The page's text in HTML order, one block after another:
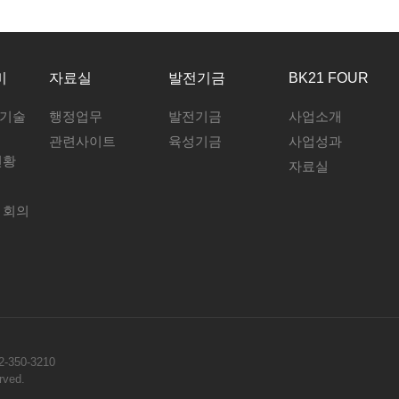
술
황
의
자료실
행정업무
관련사이트
발전기금
발전기금
육성기금
BK21 FOUR
사업소개
사업성과
자료실
350-3210